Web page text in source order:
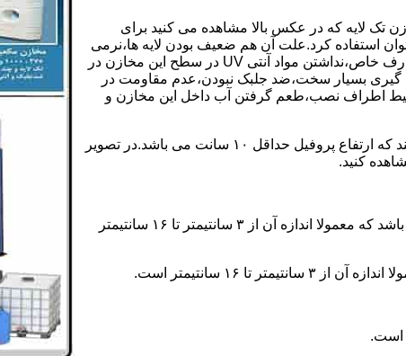
تک لایه که در عکس بالا مشاهده می کنید برای
استفاده کرد.علت آن هم ضعیف بودن لایه ها،نرمی
بیش از حد بدنه مخزن،عدم توانایی طراحی این مخازن برای مصارف خاص،نداشتن مواد آنتی UV در سطح این مخازن در
گیری بسیار سخت،ضد جلبک نبودن،عدم مقاومت در
اطراف نصب،طعم گرفتن آب داخل این مخازن و
ولی مخازن دوجداره دارای پروفیل دوجداره در بدنه خود می باشند که ارتفاع پروفیل حداقل ۱۰ سانت می باشد.در تصویر
کنید.
ارتفاع پروفیل : فاصله بین جداره داخلی مخزن و تاج پروفیل می باشد که معمولا اندازه آن از ۳ سانتیمتر تا ۱۶ سانتیمتر
۱۶ سانتیمتر است.